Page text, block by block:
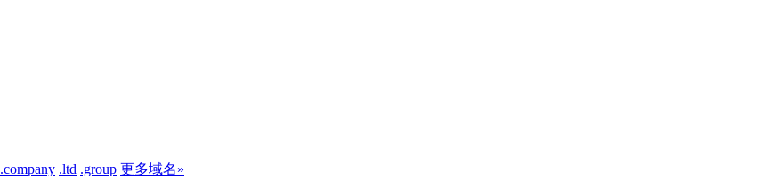
.company .ltd .group 更多域名»